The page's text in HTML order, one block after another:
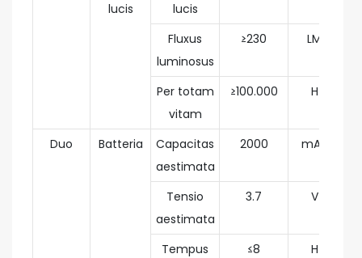
lucis
lucis
Fluxus
luminosus
≥230 LM
Per totam
vitam
≥100.000 H
Duo Batteria
Capacitas
aestimata
2000 mAh
Tensio
aestimata
3.7 V
Tempus
≤8 H